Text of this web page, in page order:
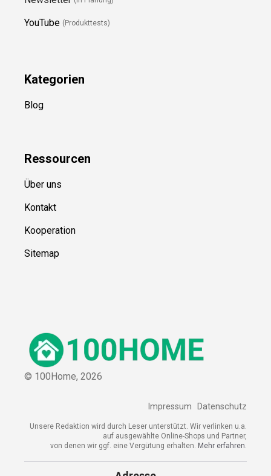
YouTube (Produkttests)
Kategorien
Blog
Ressourcen
Über uns
Kontakt
Kooperation
Sitemap
© 100Home, 2026
Impressum Datenschutz
Unsere Redaktion wird durch Leser unterstützt. Wir verlinken u.a.
auf ausgewählte Online-Shops und Partner,
von denen wir ggf. eine Vergütung erhalten. Mehr erfahren.